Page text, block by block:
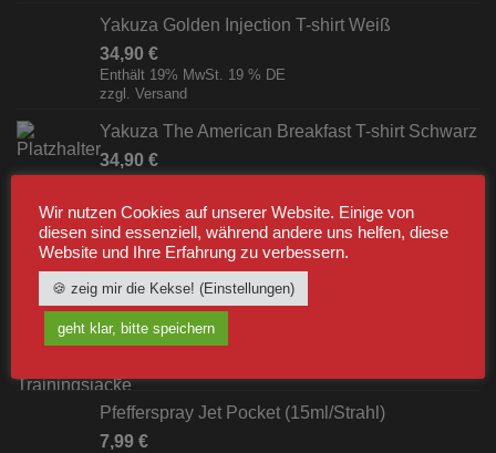
Yakuza Golden Injection T-shirt Weiß
34,90 €
Enthält 19% MwSt. 19 % DE
zzgl. Versand
Yakuza The American Breakfast T-shirt Schwarz
34,90 €
Enthält 19% MwSt. 19 % DE
BESTSELLER
Label23 Trainingsjacke "TS 23 White"
Schwarz/Weiß [Digital]
Pfefferspray Jet Pocket (15ml/Strahl)
7,99 €
Wir nutzen Cookies auf unserer Website. Einige von
diesen sind essenziell, während andere uns helfen, diese
Website und Ihre Erfahrung zu verbessern.
🍪 zeig mir die Kekse! (Einstellungen)
geht klar, bitte speichern